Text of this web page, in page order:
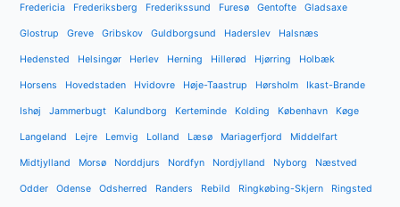
Fredericia Frederiksberg Frederikssund Furesø Gentofte Gladsaxe
Glostrup Greve Gribskov Guldborgsund Haderslev Halsnæs
Hedensted Helsingør Herlev Herning Hillerød Hjørring Holbæk
Horsens Hovedstaden Hvidovre Høje-Taastrup Hørsholm Ikast-Brande
Ishøj Jammerbugt Kalundborg Kerteminde Kolding København Køge
Langeland Lejre Lemvig Lolland Læsø Mariagerfjord Middelfart
Midtjylland Morsø Norddjurs Nordfyn Nordjylland Nyborg Næstved
Odder Odense Odsherred Randers Rebild Ringkøbing-Skjern Ringsted